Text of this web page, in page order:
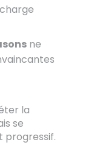
ne
la
se
progressif.